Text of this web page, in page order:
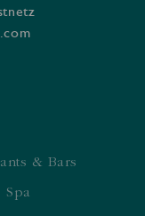
& Bars
Spa